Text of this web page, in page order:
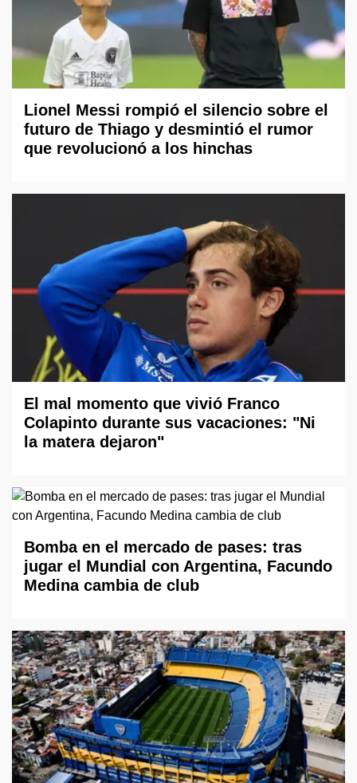
Lionel Messi rompió el silencio sobre el
futuro de Thiago y desmintió el rumor
que revolucionó a los hinchas
El mal momento que vivió Franco
Colapinto durante sus vacaciones: "Ni
la matera dejaron"
Bomba en el mercado de pases: tras
jugar el Mundial con Argentina, Facundo
Medina cambia de club